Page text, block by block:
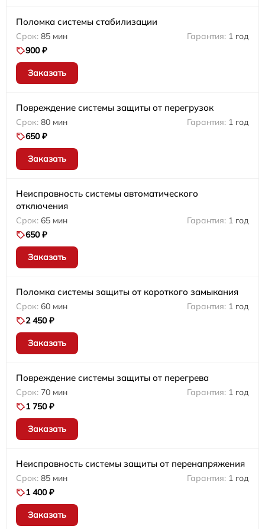
Поломка системы стабилизации
85 мин
1 год
900 ₽
Заказать
Повреждение системы защиты от перегрузок
80 мин
1 год
650 ₽
Заказать
Неисправность системы автоматического
отключения
65 мин
1 год
650 ₽
Заказать
Поломка системы защиты от короткого замыкания
60 мин
1 год
2 450 ₽
Заказать
Повреждение системы защиты от перегрева
70 мин
1 год
1 750 ₽
Заказать
Неисправность системы защиты от перенапряжения
85 мин
1 год
1 400 ₽
Заказать